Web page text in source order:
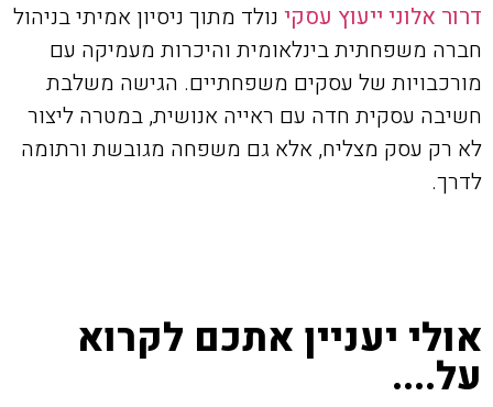
דרור אלוני ייעוץ עסקי נולד מתוך ניסיון אמיתי בניהול
חברה משפחתית בינלאומית והיכרות מעמיקה עם
מורכבויות של עסקים משפחתיים. הגישה משלבת
חשיבה עסקית חדה עם ראייה אנושית, במטרה ליצור
לא רק עסק מצליח, אלא גם משפחה מגובשת ורתומה
לדרך.
אולי יעניין אתכם לקרוא
על....